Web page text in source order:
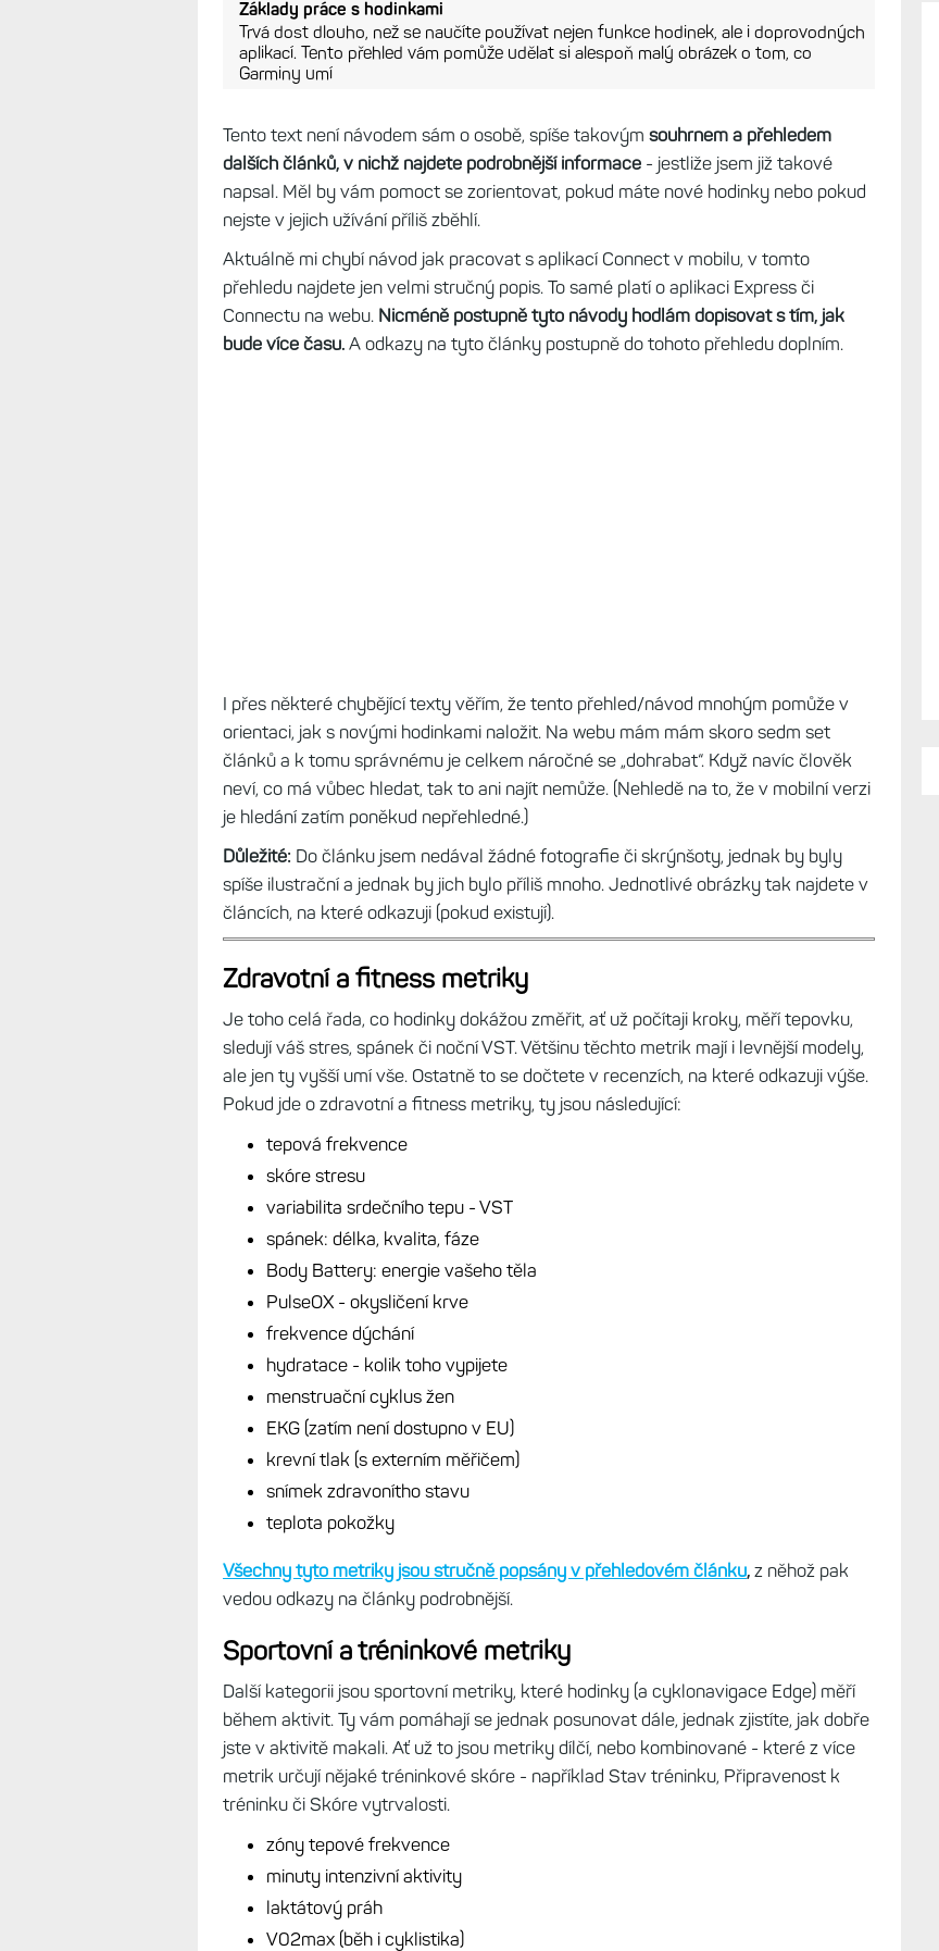
Základy práce s hodinkami
Trvá dost dlouho, než se naučíte používat nejen funkce hodinek, ale i doprovodných
aplikací. Tento přehled vám pomůže udělat si alespoň malý obrázek o tom, co
Garminy umí
Tento text není návodem sám o osobě, spíše takovým souhrnem a přehledem
dalších článků, v nichž najdete podrobnější informace - jestliže jsem již takové
napsal. Měl by vám pomoct se zorientovat, pokud máte nové hodinky nebo pokud
nejste v jejich užívání příliš zběhlí.
Aktuálně mi chybí návod jak pracovat s aplikací Connect v mobilu, v tomto
přehledu najdete jen velmi stručný popis. To samé platí o aplikaci Express či
Connectu na webu. Nicméně postupně tyto návody hodlám dopisovat s tím, jak
bude více času. A odkazy na tyto články postupně do tohoto přehledu doplním.
I přes některé chybějící texty věřím, že tento přehled/návod mnohým pomůže v
orientaci, jak s novými hodinkami naložit. Na webu mám mám skoro sedm set
článků a k tomu správnému je celkem náročné se „dohrabat“. Když navíc člověk
neví, co má vůbec hledat, tak to ani najít nemůže. (Nehledě na to, že v mobilní verzi
je hledání zatím poněkud nepřehledné.)
Důležité: Do článku jsem nedával žádné fotografie či skrýnšoty, jednak by byly
spíše ilustrační a jednak by jich bylo příliš mnoho. Jednotlivé obrázky tak najdete v
článcích, na které odkazuji (pokud existují).
Zdravotní a fitness metriky
Je toho celá řada, co hodinky dokážou změřit, ať už počítaji kroky, měří tepovku,
sledují váš stres, spánek či noční VST. Většinu těchto metrik mají i levnější modely,
ale jen ty vyšší umí vše. Ostatně to se dočtete v recenzích, na které odkazuji výše.
Pokud jde o zdravotní a fitness metriky, ty jsou následující:
tepová frekvence
skóre stresu
variabilita srdečního tepu - VST
spánek: délka, kvalita, fáze
Body Battery: energie vašeho těla
PulseOX - okysličení krve
frekvence dýchání
hydratace - kolik toho vypijete
menstruační cyklus žen
EKG (zatím není dostupno v EU)
krevní tlak (s externím měřičem)
snímek zdravonítho stavu
teplota pokožky
Všechny tyto metriky jsou stručně popsány v přehledovém článku, z něhož pak
vedou odkazy na články podrobnější.
Sportovní a tréninkové metriky
Další kategorii jsou sportovní metriky, které hodinky (a cyklonavigace Edge) měří
během aktivit. Ty vám pomáhají se jednak posunovat dále, jednak zjistíte, jak dobře
jste v aktivitě makali. Ať už to jsou metriky dílčí, nebo kombinované - které z více
metrik určují nějaké tréninkové skóre - například Stav tréninku, Připravenost k
tréninku či Skóre vytrvalosti.
zóny tepové frekvence
minuty intenzivní aktivity
laktátový práh
V02max (běh i cyklistika)